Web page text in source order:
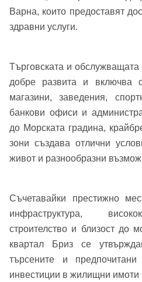
Добре дошъл!
Вход
Имейл Адрес
Парола
Забравена парола?
Варна, които предоставят
здравни услуги.
Търговската и
добре развита и включва
магазини, заведения,
банкови офиси и
до Морската градина,
зони създава отлични
живот и разнообразни
Съчетавайки престижно
инфраструктура,
строителство и близост до
квартал Бриз се
търсените и
инвестиции в жилищни имоти
Име*
Телефон*
Вашето запитване
се обадим